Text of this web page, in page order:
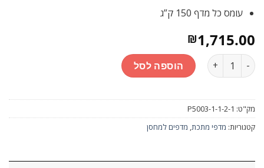
עומס כל מדף 150 ק”ג
₪1,715.00
כמות הוספה לסל
מק"ט: P5003-1-1-2-1
קטגוריות: מדפי מתכת, מדפים למחסן